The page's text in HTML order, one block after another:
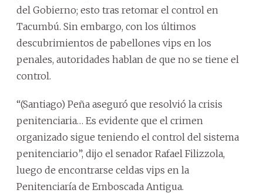
del Gobierno; esto tras retomar el control en
Tacumbú. Sin embargo, con los últimos
descubrimientos de pabellones vips en los
penales, autoridades hablan de que no se tiene el
control.
“(Santiago) Peña aseguró que resolvió la crisis
penitenciaria… Es evidente que el crimen
organizado sigue teniendo el control del sistema
penitenciario”, dijo el senador Rafael Filizzola,
luego de encontrarse celdas vips en la
Penitenciaría de Emboscada Antigua.